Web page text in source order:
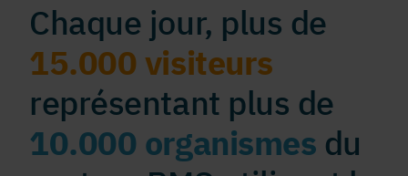
Chaque jour, plus de
15.000 visiteurs
représentant plus de
10.000 organismes du